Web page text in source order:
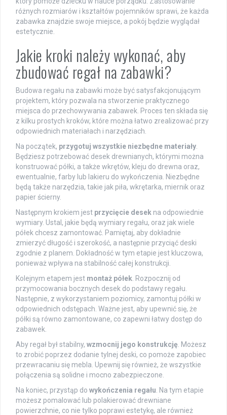
różnych rozmiarów i kształtów pojemników sprawi, że każda
zabawka znajdzie swoje miejsce, a pokój będzie wyglądał
estetycznie.
Jakie kroki należy wykonać, aby
zbudować regał na zabawki?
Budowa regału na zabawki może być satysfakcjonującym
projektem, który pozwala na stworzenie praktycznego
miejsca do przechowywania zabawek. Proces ten składa się
z kilku prostych kroków, które można łatwo zrealizować przy
odpowiednich materiałach i narzędziach.
Na początek, przygotuj wszystkie niezbędne materiały
Będziesz potrzebować desek drewnianych, którymi można
konstruować półki, a także wkrętów, kleju do drewna oraz,
ewentualnie, farby lub lakieru do wykończenia. Niezbędne
będą także narzędzia, takie jak piła, wkrętarka, miernik oraz
papier ścierny.
Następnym krokiem jest przycięcie desek na odpowiednie
wymiary. Ustal, jakie będą wymiary regału, oraz jak wiele
półek chcesz zamontować. Pamiętaj, aby dokładnie
zmierzyć długość i szerokość, a następnie przyciąć deski
zgodnie z planem. Dokładność w tym etapie jest kluczowa,
ponieważ wpływa na stabilność całej konstrukcji.
Kolejnym etapem jest montaż półek . Rozpocznij od
przymocowania bocznych desek do podstawy regału.
Następnie, z wykorzystaniem poziomicy, zamontuj półki w
odpowiednich odstępach. Ważne jest, aby upewnić się, że
półki są równo zamontowane, co zapewni łatwy dostęp do
zabawek.
Aby regał był stabilny, wzmocnij jego konstrukcję . Możesz
to zrobić poprzez dodanie tylnej deski, co pomoże zapobiec
przewracaniu się mebla. Upewnij się również, że wszystkie
połączenia są solidne i mocno zabezpieczone.
Na koniec, przystąp do wykończenia regału . Na tym etapie
możesz pomalować lub polakierować drewniane
powierzchnie, co nie tylko poprawi estetykę, ale również